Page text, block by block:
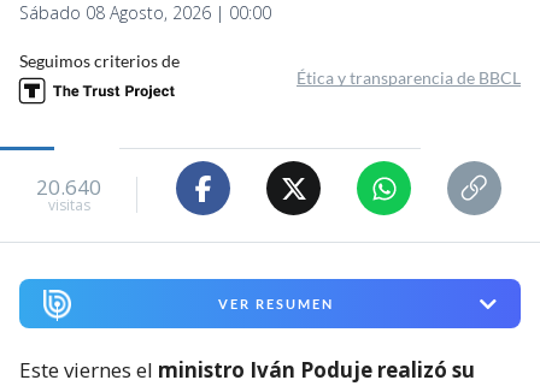
Sábado 08 Agosto, 2026 | 00:00
Seguimos criterios de
Ética y transparencia de BBCL
20.640
visitas
VER RESUMEN
Este viernes el ministro Iván Poduje realizó su